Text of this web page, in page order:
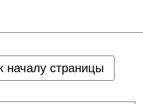
началу страницы